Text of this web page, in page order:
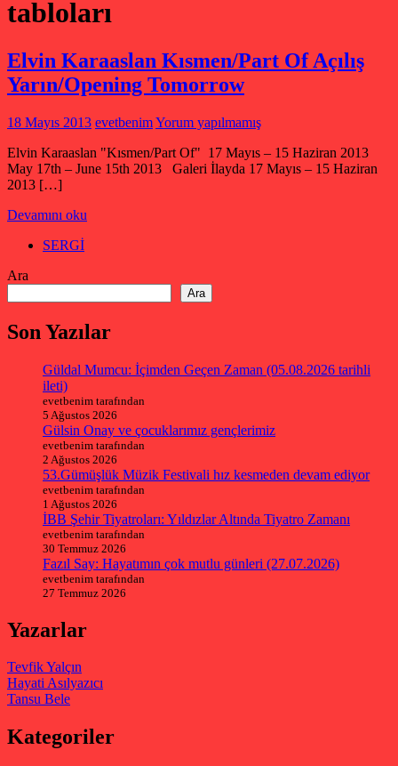
tabloları
Elvin Karaaslan Kısmen/Part Of Açılış
Yarın/Opening Tomorrow
18 Mayıs 2013 evetbenimYorum yapılmamış
Elvin Karaaslan "Kısmen/Part Of" 17 Mayıs – 15 Haziran 2013
May 17th – June 15th 2013 Galeri İlayda 17 Mayıs – 15 Haziran
2013 […]
Devamını oku
SERGİ
Ara
Ara
Son Yazılar
Güldal Mumcu: İçimden Geçen Zaman (05.08.2026 tarihli
ileti)
evetbenim tarafından
5 Ağustos 2026
Gülsin Onay ve çocuklarımız gençlerimiz
evetbenim tarafından
2 Ağustos 2026
53.Gümüşlük Müzik Festivali hız kesmeden devam ediyor
evetbenim tarafından
1 Ağustos 2026
İBB Şehir Tiyatroları: Yıldızlar Altında Tiyatro Zamanı
evetbenim tarafından
30 Temmuz 2026
Fazıl Say: Hayatımın çok mutlu günleri (27.07.2026)
evetbenim tarafından
27 Temmuz 2026
Yazarlar
Tevfik Yalçın
Hayati Asılyazıcı
Tansu Bele
Kategoriler